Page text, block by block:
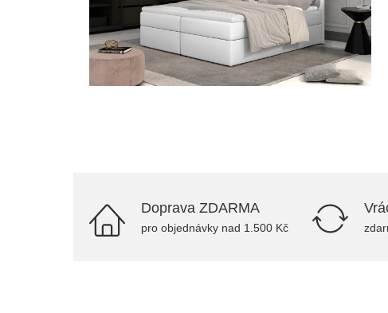
Doprava ZDARMA
pro objednávky nad 1.500 Kč